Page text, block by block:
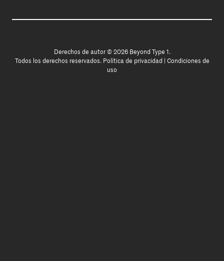
Derechos de autor © 2026 Beyond Type 1.
Todos los derechos reservados. Política de privacidad
Condiciones de
uso